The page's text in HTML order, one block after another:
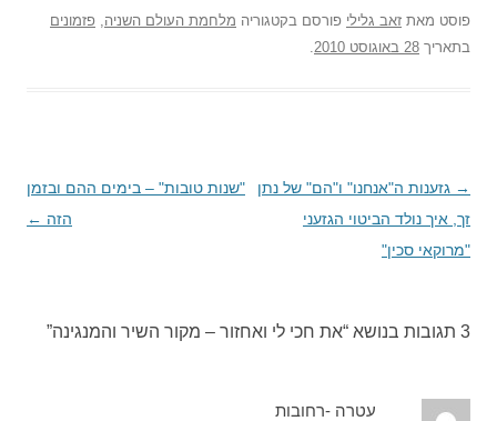
פוסט מאת זאב גלילי פורסם בקטגוריה מלחמת העולם השניה פזמונים
בתאריך 28 באוגוסט 2010
ניווט
בפוסטים
→ גזענות ה"אנחנו" ו"הם" של נתן
זך, איך נולד הביטוי הגזעני
"מרוקאי סכין"
"שנות טובות" – בימים ההם ובזמן
הזה ←
3 תגובות בנושא “ את חכי לי ואחזור – מקור השיר והמנגינה”
עטרה -רחובות